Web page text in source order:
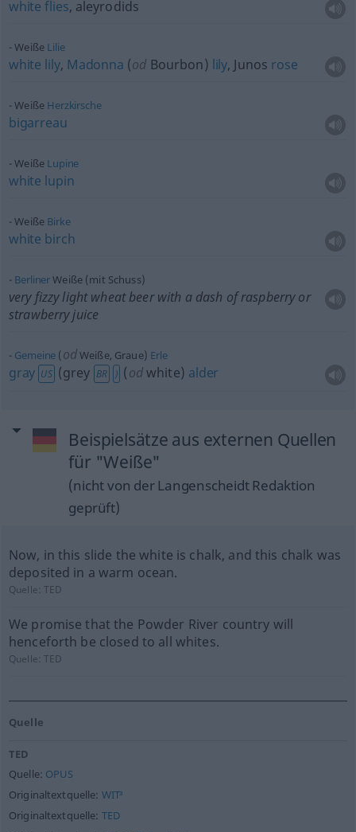
white flies, aleyrodids
Weiße Lilie
white lily, Madonna (od Bourbon) lily, Junos rose
Weiße Herzkirsche
bigarreau
Weiße Lupine
white lupin
Weiße Birke
white birch
BerlinerWeiße (mit Schuss)
very fizzy light wheat beer with a dash of raspberry or
strawberry juice
Gemeine (odWeiße, Graue) Erle
gray US (grey BR ) (odwhite) alder
Beispielsätze aus externen Quellen
für "Weiße"
(nicht von der Langenscheidt Redaktion
geprüft)
Now, in this slide the white is chalk, and this chalk was
deposited in a warm ocean.
Quelle:TED
We promise that the Powder River country will
henceforth be closed to all whites.
Quelle:TED
Quelle
TED
Quelle: OPUS
Originaltextquelle: WIT³
Originaltextquelle: TED